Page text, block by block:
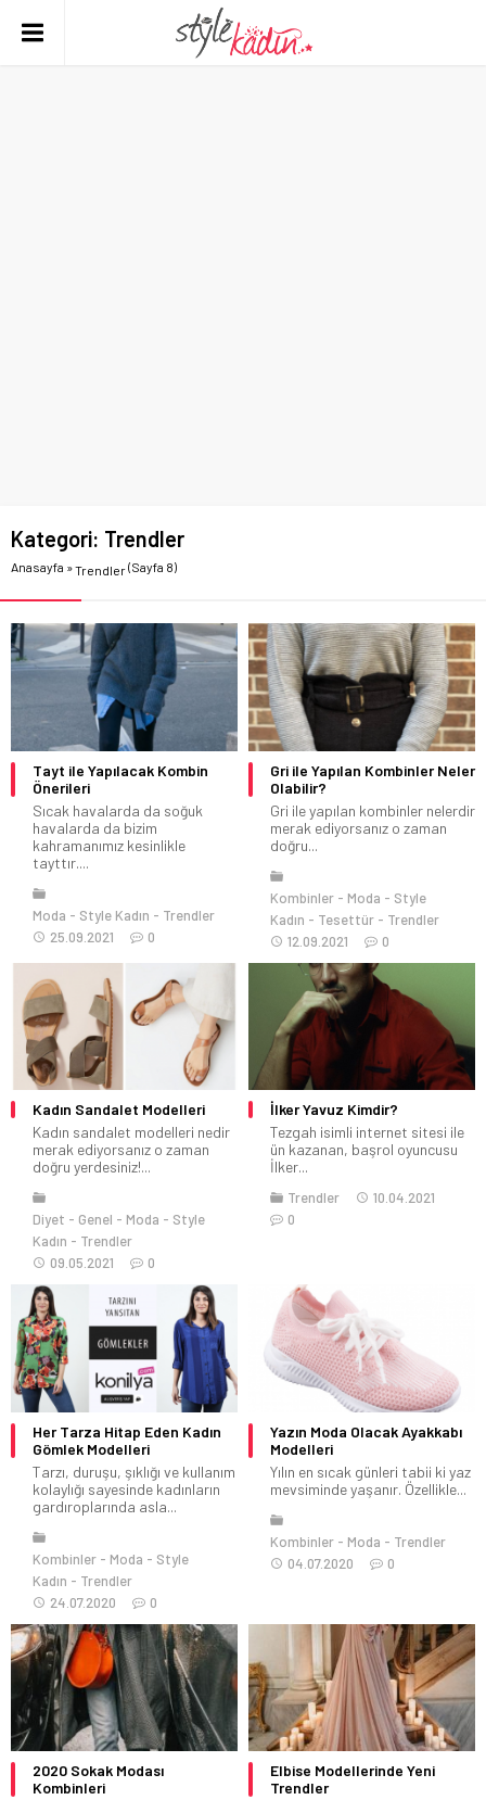
Kategori: Trendler
Anasayfa »Trendler(Sayfa 8)
Tayt ile Yapılacak Kombin
Önerileri
Sıcak havalarda da soğuk
havalarda da bizim
kahramanımız kesinlikle
tayttır....
Moda Style Kadın
Trendler
25.09.2021
0
Gri ile Yapılan Kombinler Neler
Olabilir?
Gri ile yapılan kombinler nelerdir
merak ediyorsanız o zaman
doğru...
Kombinler Moda
Style
Kadın
Tesettür
Trendler
12.09.2021
0
Kadın Sandalet Modelleri
Kadın sandalet modelleri nedir
merak ediyorsanız o zaman
doğru yerdesiniz!...
Diyet Genel Moda
Style
Kadın
Trendler
09.05.2021
0
İlker Yavuz Kimdir?
Tezgah isimli internet sitesi ile
ün kazanan, başrol oyuncusu
İlker...
Trendler
10.04.2021
0
Her Tarza Hitap Eden Kadın
Gömlek Modelleri
Tarzı, duruşu, şıklığı ve kullanım
kolaylığı sayesinde kadınların
gardıroplarında asla...
Kombinler Moda
Style
Kadın
Trendler
24.07.2020
0
Yazın Moda Olacak Ayakkabı
Modelleri
Yılın en sıcak günleri tabii ki yaz
mevsiminde yaşanır. Özellikle...
Kombinler Moda
Trendler
04.07.2020
0
2020 Sokak Modası
Kombinleri
Elbise Modellerinde Yeni
Trendler